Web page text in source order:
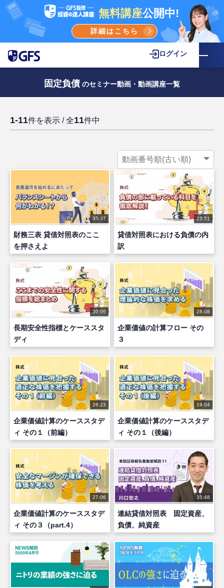
無料講座公開中!
詳細はこちら
ログイン
固定負債 のセミナー動画・動画講座一覧
1-11件を表示 / 全11件中
35:37
財務三表 貸借対照表のここ
を押さえよ
23:51
貸借対照表における負債の内
訳
30:06
長期安全性指標とケーススタ
ディ
28:08
企業価値の計算フロー その
３
26:23
企業価値計算のケーススタデ
ィ その１（前編）
19:04
企業価値計算のケーススタデ
ィ その１（後編）
27:06
企業価値計算のケーススタデ
ィ その３（part.4）
35:48
連結貸借対照表 固定資産、
負債、純資産